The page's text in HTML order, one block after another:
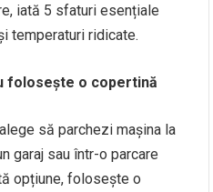
iată 5 sfaturi esențiale
temperaturi ridicate.
folosește o copertină
să parchezi mașina la
garaj sau într-o parcare
opțiune, folosește o